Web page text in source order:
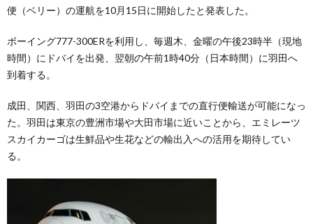
便（ベリー）の運航を10月15日に開始したと発表した。
ボーイング777-300ERを利用し、毎週木、金曜の午後23時半（現地
時間）にドバイを出発、翌朝の午前1時40分（日本時間）に羽田へ
到着する。
成田、関西、羽田の3空港からドバイまでの直行便輸送が可能になっ
た。羽田は東京の豊洲市場や大田市場に近いことから、エミレーツ
スカイカーゴは生鮮品や生花などの輸出入への活用を期待してい
る。